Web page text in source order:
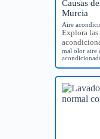
Causas
Murcia
Aire
Explora las
mal olor aire